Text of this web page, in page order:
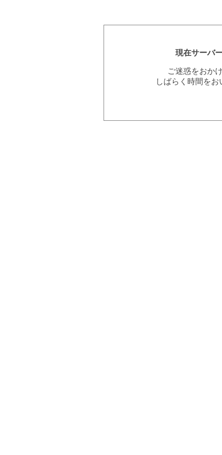
現在サーバ
ご迷惑をおか
しばらく時間を